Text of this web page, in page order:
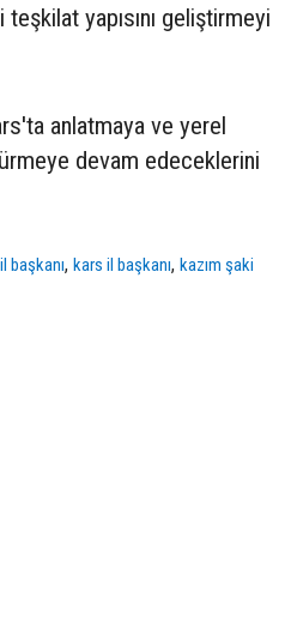
yapısını geliştirmeyi
anlatmaya ve yerel
devam edeceklerini
il başkanı,kars il başkanı,kazım şaki